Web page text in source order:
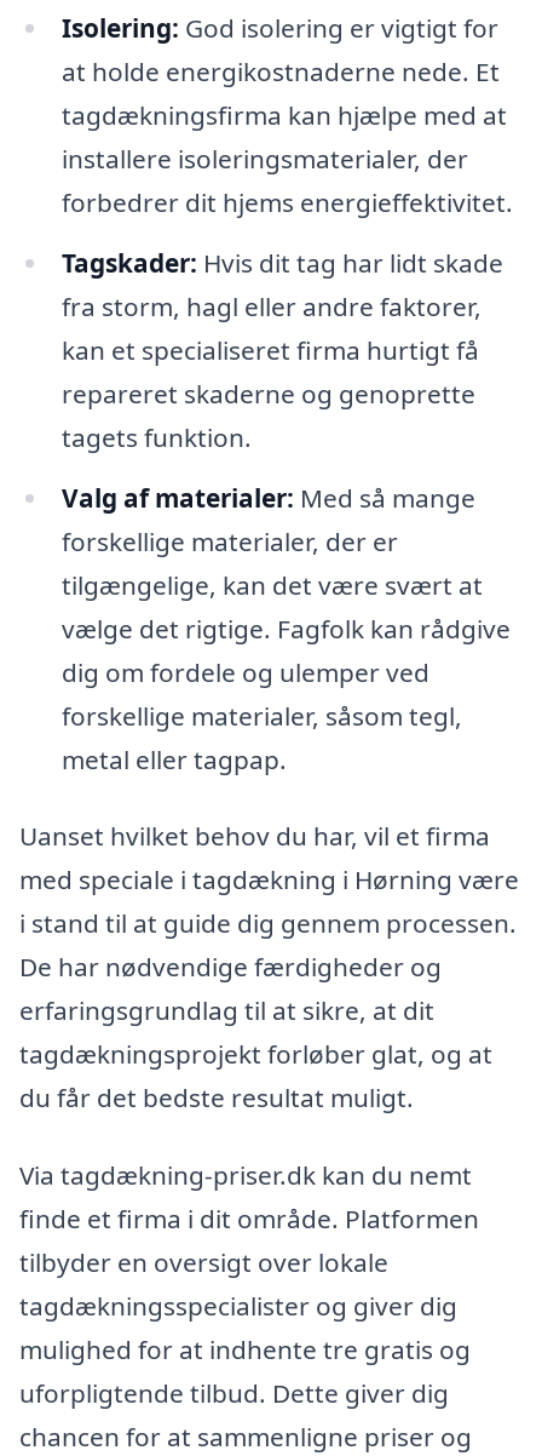
Isolering: God isolering er vigtigt for
at holde energikostnaderne nede. Et
tagdækningsfirma kan hjælpe med at
installere isoleringsmaterialer, der
forbedrer dit hjems energieffektivitet.
Tagskader: Hvis dit tag har lidt skade
fra storm, hagl eller andre faktorer,
kan et specialiseret firma hurtigt få
repareret skaderne og genoprette
tagets funktion.
Valg af materialer: Med så mange
forskellige materialer, der er
tilgængelige, kan det være svært at
vælge det rigtige. Fagfolk kan rådgive
dig om fordele og ulemper ved
forskellige materialer, såsom tegl,
metal eller tagpap.
Uanset hvilket behov du har, vil et firma
med speciale i tagdækning i Hørning være
i stand til at guide dig gennem processen.
De har nødvendige færdigheder og
erfaringsgrundlag til at sikre, at dit
tagdækningsprojekt forløber glat, og at
du får det bedste resultat muligt.
Via tagdækning-priser.dk kan du nemt
finde et firma i dit område. Platformen
tilbyder en oversigt over lokale
tagdækningsspecialister og giver dig
mulighed for at indhente tre gratis og
uforpligtende tilbud. Dette giver dig
chancen for at sammenligne priser og